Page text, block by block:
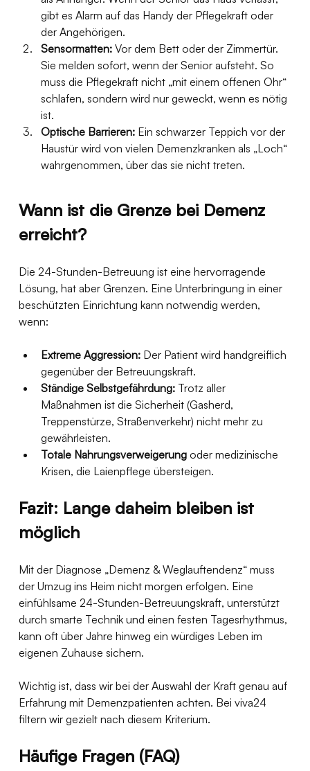
gibt es Alarm auf das Handy der Pflegekraft oder
der Angehörigen.
Sensormatten: Vor dem Bett oder der Zimmertür.
Sie melden sofort, wenn der Senior aufsteht. So
muss die Pflegekraft nicht „mit einem offenen Ohr“
schlafen, sondern wird nur geweckt, wenn es nötig
ist.
Optische Barrieren: Ein schwarzer Teppich vor der
Haustür wird von vielen Demenzkranken als „Loch“
wahrgenommen, über das sie nicht treten.
Wann ist die Grenze bei Demenz
erreicht?
Die 24-Stunden-Betreuung ist eine hervorragende
Lösung, hat aber Grenzen. Eine Unterbringung in einer
beschützten Einrichtung kann notwendig werden,
wenn:
Extreme Aggression: Der Patient wird handgreiflich
gegenüber der Betreuungskraft.
Ständige Selbstgefährdung: Trotz aller
Maßnahmen ist die Sicherheit (Gasherd,
Treppenstürze, Straßenverkehr) nicht mehr zu
gewährleisten.
Totale Nahrungsverweigerung oder medizinische
Krisen, die Laienpflege übersteigen.
Fazit: Lange daheim bleiben ist
möglich
Mit der Diagnose „Demenz & Weglauftendenz“ muss
der Umzug ins Heim nicht morgen erfolgen. Eine
einfühlsame 24-Stunden-Betreuungskraft, unterstützt
durch smarte Technik und einen festen Tagesrhythmus,
kann oft über Jahre hinweg ein würdiges Leben im
eigenen Zuhause sichern.
Wichtig ist, dass wir bei der Auswahl der Kraft genau auf
Erfahrung mit Demenzpatienten achten. Bei viva24
filtern wir gezielt nach diesem Kriterium.
Häufige Fragen (FAQ)